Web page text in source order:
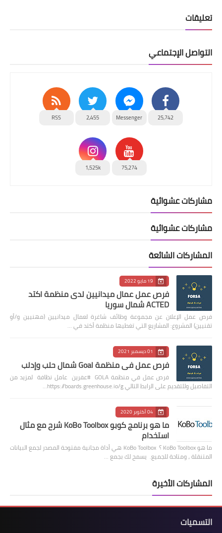
تعليقات
التواصل الإجتماعي
25,742
Messenger
2,455
RSS
75,274
1,525k
مشاركات عشوائية
مشاركات عشوائية
المشاركات الشائعة
19 مايو 2022
فرص عمل عمال ميدانيين لدى منظمة اكتد
ACTED شمال سوريا
فرص عمل الإعلان عن مجموعة وظائف شاغرة لعمال ميدانيين (مهنيين و/أو
تقنيين) المشروع: المشاريع التي تغطيها منظمة أكتد في …
01 ديسمبر 2021
فرص عمل في منظمة Goal شمال حلب وإدلب
فرص عمل في منظمة GOLA #عفرين عامل نظافة لمزيد من
التفاصيل وللتقديم على الرابط التالي https://boards.greenhouse.io/g…
04 أكتوبر 2020
ما هو برنامج كوبو KoBo Toolbox شرح مع مثال
استخدام
ما هو KoBo Toolbox ؟ KoBo Toolbox هي أداة مجانية مفتوحة المصدر لجمع البيانات
المتنقلة ، ومتاحة للجميع. يسمح لك بجمع …
المشاركات الأخيرة
التسميات